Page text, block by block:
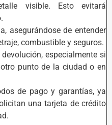
visible. Esto evitará
asegurándose de entender
combustible y seguros.
especialmente si
punto de la ciudad o en
de pago y garantías, ya
una tarjeta de crédito